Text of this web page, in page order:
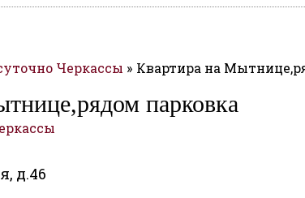
Черкассы Квартира на
парковка
д.46